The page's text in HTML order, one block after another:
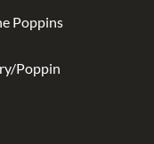
Poppins
Poppin